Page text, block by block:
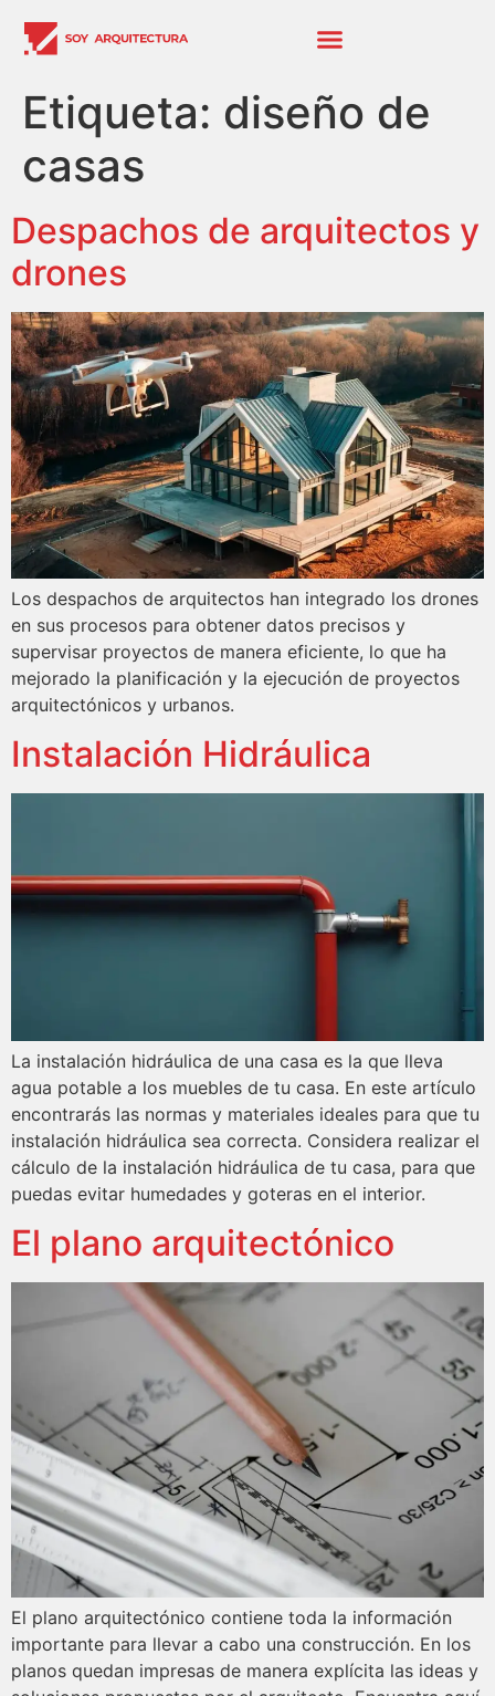
Etiqueta: diseño de
casas
Despachos de arquitectos y
drones
Los despachos de arquitectos han integrado los drones
en sus procesos para obtener datos precisos y
supervisar proyectos de manera eficiente, lo que ha
mejorado la planificación y la ejecución de proyectos
arquitectónicos y urbanos.
Instalación Hidráulica
La instalación hidráulica de una casa es la que lleva
agua potable a los muebles de tu casa. En este artículo
encontrarás las normas y materiales ideales para que tu
instalación hidráulica sea correcta. Considera realizar el
cálculo de la instalación hidráulica de tu casa, para que
puedas evitar humedades y goteras en el interior.
El plano arquitectónico
El plano arquitectónico contiene toda la información
importante para llevar a cabo una construcción. En los
planos quedan impresas de manera explícita las ideas y